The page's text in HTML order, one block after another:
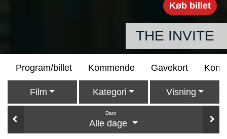
THE INVITE
Køb billet
Program/billet Kommende Gavekort
Film Kategori Visning
Dato
Alle dage